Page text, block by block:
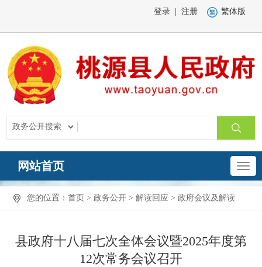
登录 注册 繁体版
网站首页
您的位置： 首页 > 政务公开 > 解读回应 > 政府会议及解读
县政府十八届七次全体会议暨2025年度第
12次常务会议召开